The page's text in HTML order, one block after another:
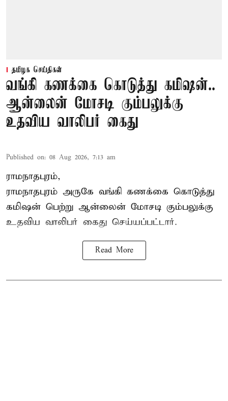
தமிழக செய்திகள்
வங்கி கணக்கை கொடுத்து கமிஷன்..
ஆன்லைன் மோசடி கும்பலுக்கு
உதவிய வாலிபர் கைது
Published on: 08 Aug 2026, 7:13 am
ராமநாதபுரம்,
ராமநாதபுரம் அருகே வங்கி கணக்கை கொடுத்து
கமிஷன் பெற்று ஆன்லைன் மோசடி கும்பலுக்கு
உதவிய வாலிபர் கைது செய்யப்பட்டார்.
Read More